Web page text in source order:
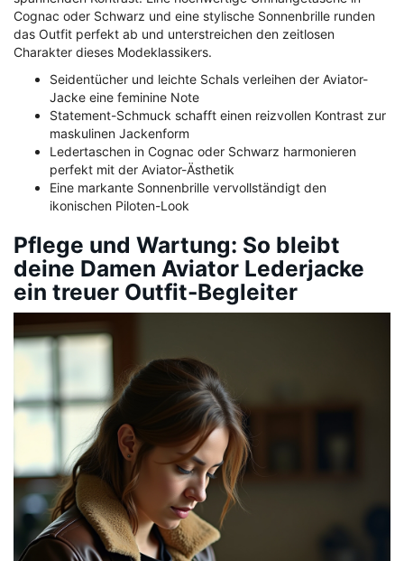
Cognac oder Schwarz und eine stylische Sonnenbrille runden
das Outfit perfekt ab und unterstreichen den zeitlosen
Charakter dieses Modeklassikers.
Seidentücher und leichte Schals verleihen der Aviator-
Jacke eine feminine Note
Statement-Schmuck schafft einen reizvollen Kontrast zur
maskulinen Jackenform
Ledertaschen in Cognac oder Schwarz harmonieren
perfekt mit der Aviator-Ästhetik
Eine markante Sonnenbrille vervollständigt den
ikonischen Piloten-Look
Pflege und Wartung: So bleibt
deine Damen Aviator Lederjacke
ein treuer Outfit-Begleiter